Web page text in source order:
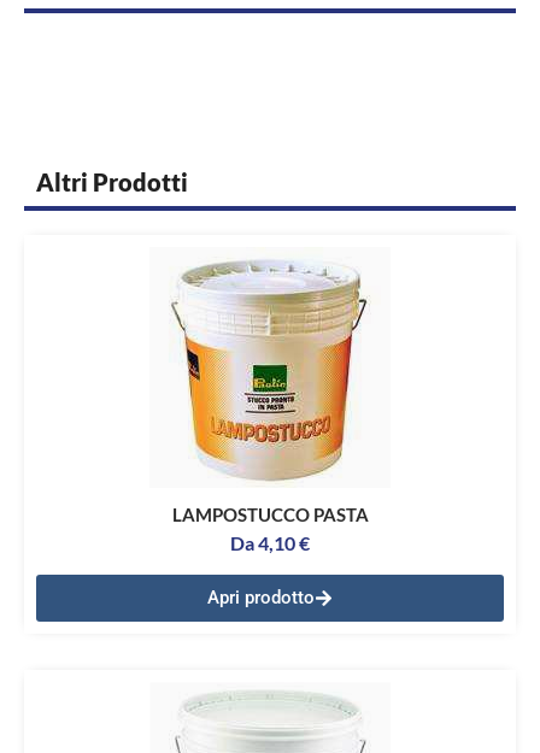
Altri Prodotti
LAMPOSTUCCO PASTA
Da4,10€
Apri prodotto